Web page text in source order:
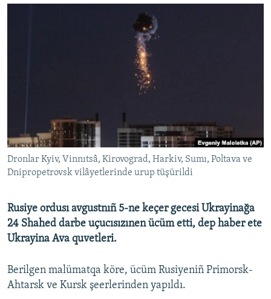
Українською
QOŞULIÑIZ!
RFE/RS bütün saytları
Dronlar Kyiv, Vinnıtsâ, Kirovograd, Harkiv, Sumı, Poltava ve
Dnipropetrovsk vilâyetlerinde urup tüşürildi
Rusiye ordusı avgustnıñ 5-ne keçer gecesi Ukrayinağa
24 Shahed darbe uçucısızınen ücüm etti, dep haber ete
Ukrayina Ava quvetleri.
Berilgen malümatqa köre, ücüm Rusiyeniñ Primorsk-
Ahtarsk ve Kursk şeerlerinden yapıldı.